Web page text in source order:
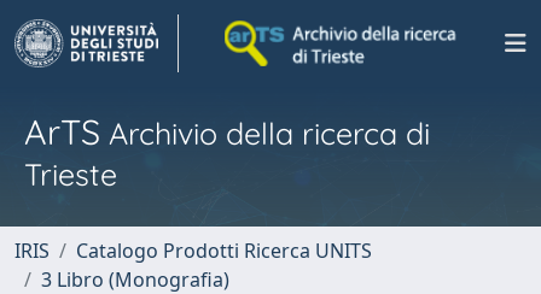
ArTS Archivio della ricerca di
Trieste
IRIS
Catalogo Prodotti Ricerca UNITS
3 Libro (Monografia)